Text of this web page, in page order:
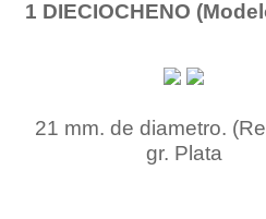
1 DIECIOCHENO
21 mm. de diametro.
gr. Plata